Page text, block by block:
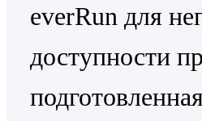
everRun для
доступности